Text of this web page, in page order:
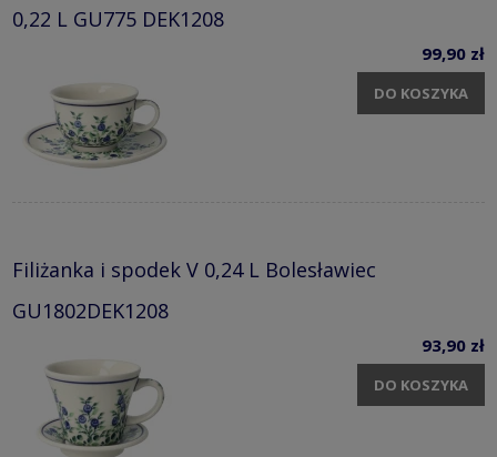
0,22 L GU775 DEK1208
99,90 zł
DO KOSZYKA
Filiżanka i spodek V 0,24 L Bolesławiec
GU1802DEK1208
93,90 zł
DO KOSZYKA